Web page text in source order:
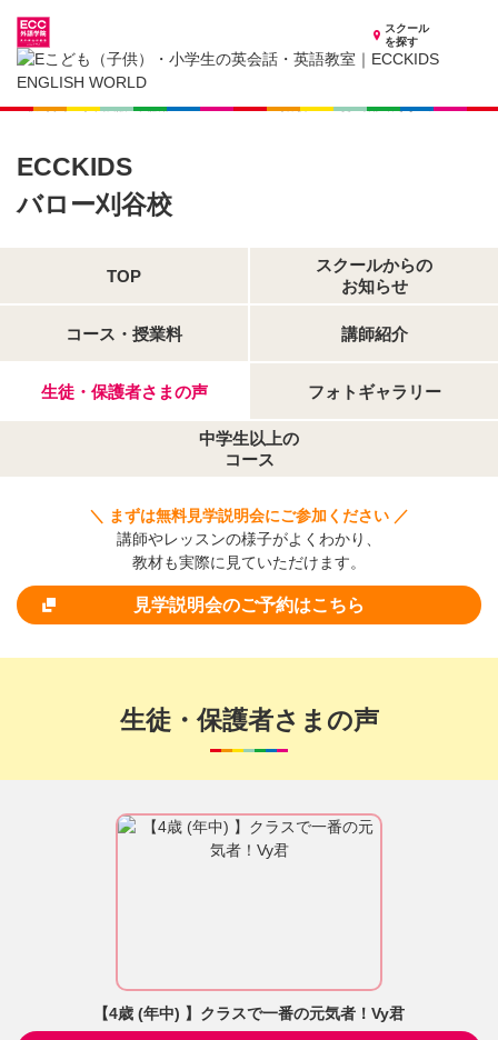
スクール
を探す
愛知県の子供英会話・英語教室
子供（小学生）英会話・英語教室 ECCKIDS バロー刈谷校
生徒・保護者さまの声
ECCKIDS
バロー刈谷校
TOP
スクールからの
お知らせ
コース・授業料 講師紹介
生徒・保護者さまの声 フォトギャラリー
中学生以上の
コース
＼ まずは無料見学説明会にご参加ください ／
講師やレッスンの様子がよくわかり、
教材も実際に見ていただけます。
見学説明会のご予約はこちら
生徒・保護者さまの声
【4歳 (年中) 】クラスで一番の元気者！Vy君